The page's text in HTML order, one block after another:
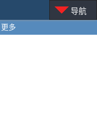
更多
导航